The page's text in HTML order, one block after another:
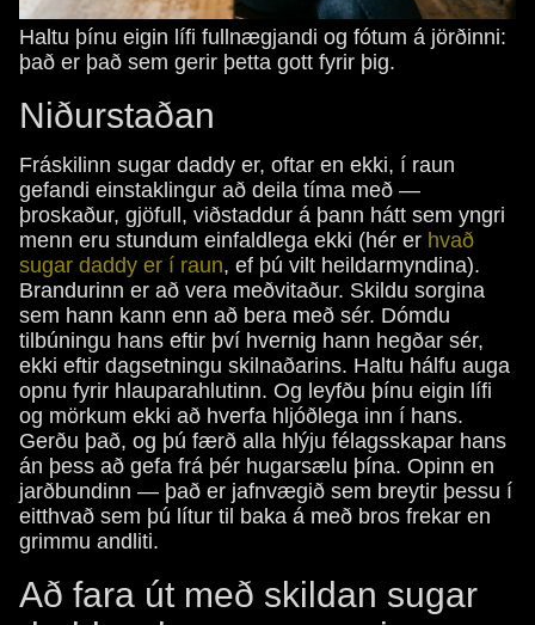
Haltu þínu eigin lífi fullnægjandi og fótum á jörðinni:
það er það sem gerir þetta gott fyrir þig.
Niðurstaðan
Fráskilinn sugar daddy er, oftar en ekki, í raun
gefandi einstaklingur að deila tíma með —
þroskaður, gjöfull, viðstaddur á þann hátt sem yngri
menn eru stundum einfaldlega ekki (hér er hvað
sugar daddy er í raun, ef þú vilt heildarmyndina).
Brandurinn er að vera meðvitaður. Skildu sorgina
sem hann kann enn að bera með sér. Dómdu
tilbúningu hans eftir því hvernig hann hegðar sér,
ekki eftir dagsetningu skilnaðarins. Haltu hálfu auga
opnu fyrir hlauparahlutinn. Og leyfðu þínu eigin lífi
og mörkum ekki að hverfa hljóðlega inn í hans.
Gerðu það, og þú færð alla hlýju félagsskapar hans
án þess að gefa frá þér hugarsælu þína. Opinn en
jarðbundinn — það er jafnvægið sem breytir þessu í
eitthvað sem þú lítur til baka á með bros frekar en
grimmu andliti.
Að fara út með skildan sugar